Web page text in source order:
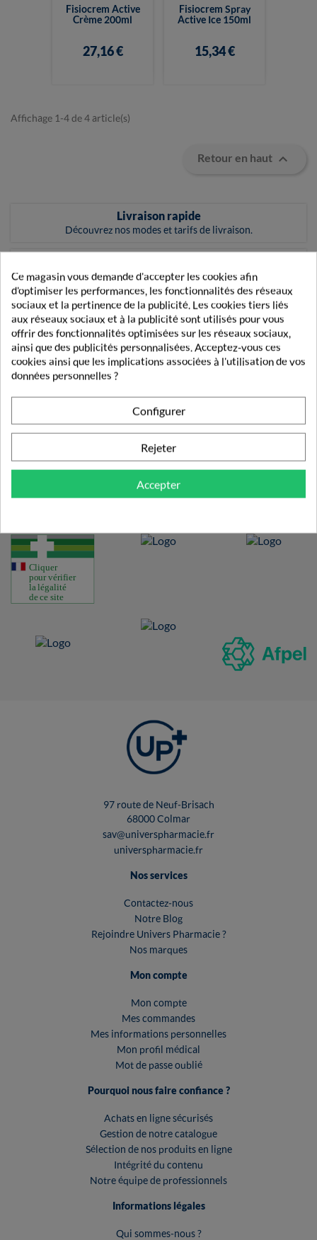
Fisiocrem Active
Crème 200ml
27,16 €
Fisiocrem Spray
Active Ice 150ml
15,34 €
Affichage 1-4 de 4 article(s)
Retour en haut 
Livraison rapide
Découvrez nos modes et tarifs de livraison.
Vos transactions gérées en toute sécurité.
Pharmacie française
Vos commandes validées par un pharmacien.
Fidélité
Obtenez des récompenses lors de vos achats
LETTRE D'INFORMATION
Inscrivez-vous gratuitement à notre Lettre d'information
et recevez toutes nos actualités et bons plans !
97 route de Neuf-Brisach
68000 Colmar
sav@universpharmacie.fr
universpharmacie.fr
Nos services
Contactez-nous
Notre Blog
Rejoindre Univers Pharmacie ?
Nos marques
Mon compte
Mon compte
Mes commandes
Mes informations personnelles
Mon profil médical
Mot de passe oublié
Pourquoi nous faire confiance ?
Achats en ligne sécurisés
Gestion de notre catalogue
Sélection de nos produits en ligne
Intégrité du contenu
Notre équipe de professionnels
Informations légales
Qui sommes-nous ?
Ce magasin vous demande d'accepter les cookies afin
d'optimiser les performances, les fonctionnalités des réseaux
sociaux et la pertinence de la publicité. Les cookies tiers liés
aux réseaux sociaux et à la publicité sont utilisés pour vous
offrir des fonctionnalités optimisées sur les réseaux sociaux,
ainsi que des publicités personnalisées. Acceptez-vous ces
cookies ainsi que les implications associées à l'utilisation de vos
données personnelles ?
Configurer
Rejeter
Accepter